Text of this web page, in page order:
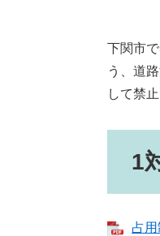
下関市
う、道
して禁
1
占